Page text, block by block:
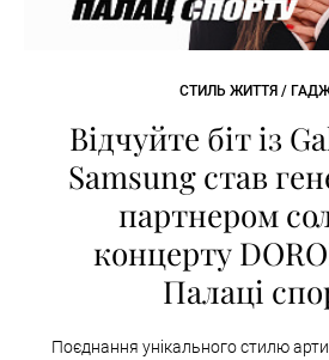
СТИЛЬ ЖИТТЯ /
Відчуйте біт із
Samsung став
партнером
концерту
Палаці
Поєднання унікального стилю